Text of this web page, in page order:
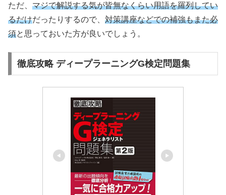
ただ、 マジで解説する気が皆無なくらい用語を羅列してい
るだけだったりするので、 対策講座などでの補強もまた必
須と思っておいた方が良いでしょう。
徹底攻略 ディープラーニングG検定問題集